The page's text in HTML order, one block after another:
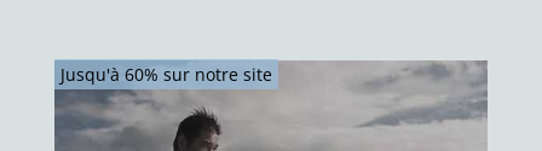
Jusqu'à 60% sur notre site